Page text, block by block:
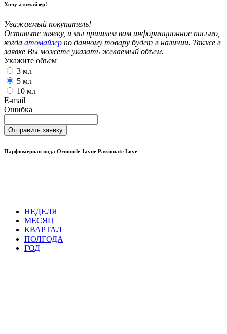
Хочу атомайзер!
Уважаемый покупатель!
Оставьте заявку, и мы пришлем вам информационное письмо,
когда атомайзер по данному товару будет в наличии. Также в
заявке Вы можете указать желаемый объем.
Укажите объем
3 мл
5 мл
10 мл
E-mail
Ошибка
Отправить заявку
Парфюмерная вода Ormonde Jayne Passionate Love
НЕДЕЛЯ
МЕСЯЦ
КВАРТАЛ
ПОЛГОДА
ГОД